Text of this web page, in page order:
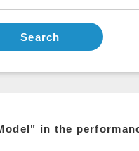
Search
in the